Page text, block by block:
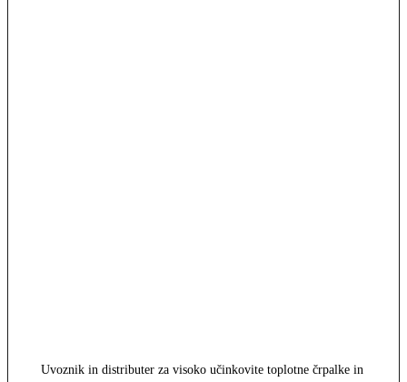
Uvoznik in distributer za visoko učinkovite toplotne črpalke in